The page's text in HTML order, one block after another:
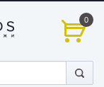
0